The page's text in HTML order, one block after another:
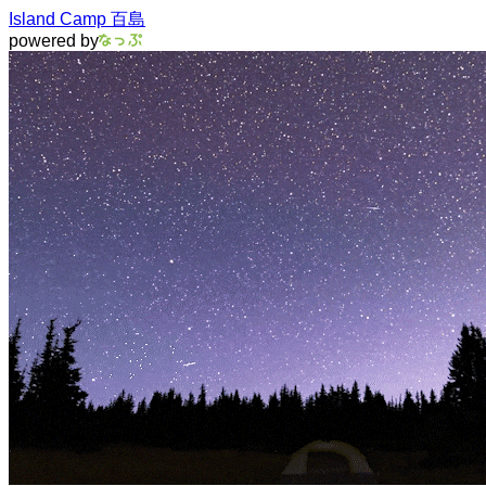
Island Camp 百島
powered by